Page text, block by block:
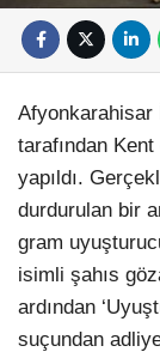
Afyonkarahisar
tarafından
yapıldı.
durdurulan bir
gram
isimli şahıs
ardından
suçundan